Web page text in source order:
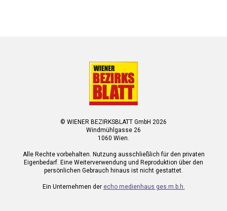
© WIENER BEZIRKSBLATT GmbH 2026
Windmühlgasse 26
1060 Wien.
Alle Rechte vorbehalten. Nutzung ausschließlich für den privaten
Eigenbedarf. Eine Weiterverwendung und Reproduktion über den
persönlichen Gebrauch hinaus ist nicht gestattet.
Ein Unternehmen der echo medienhaus ges.m.b.h.